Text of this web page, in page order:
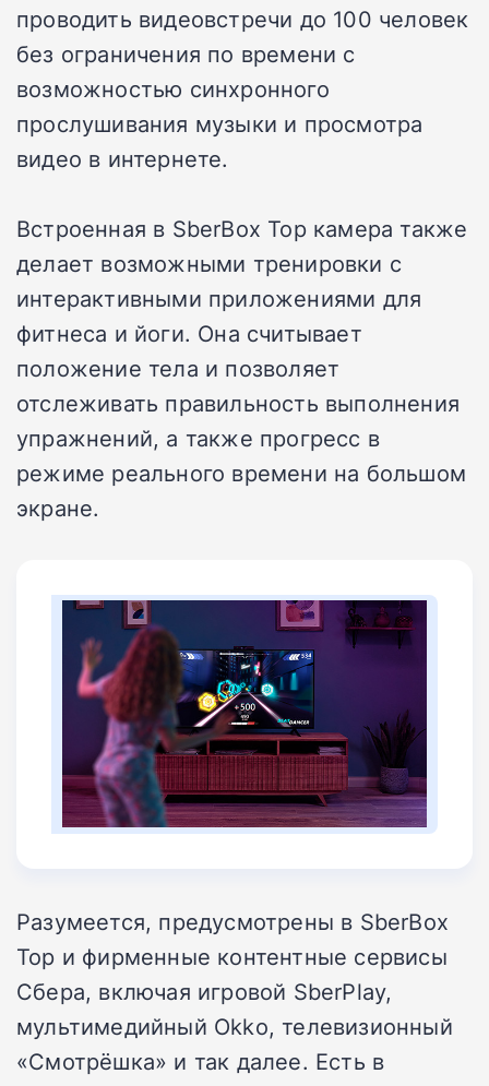
проводить видеовстречи до 100 человек
без ограничения по времени с
возможностью синхронного
прослушивания музыки и просмотра
видео в интернете.
Встроенная в SberBox Top камера также
делает возможными тренировки с
интерактивными приложениями для
фитнеса и йоги. Она считывает
положение тела и позволяет
отслеживать правильность выполнения
упражнений, а также прогресс в
режиме реального времени на большом
экране.
Разумеется, предусмотрены в SberBox
Top и фирменные контентные сервисы
Сбера, включая игровой SberPlay,
мультимедийный Okko, телевизионный
«Смотрёшка» и так далее. Есть в